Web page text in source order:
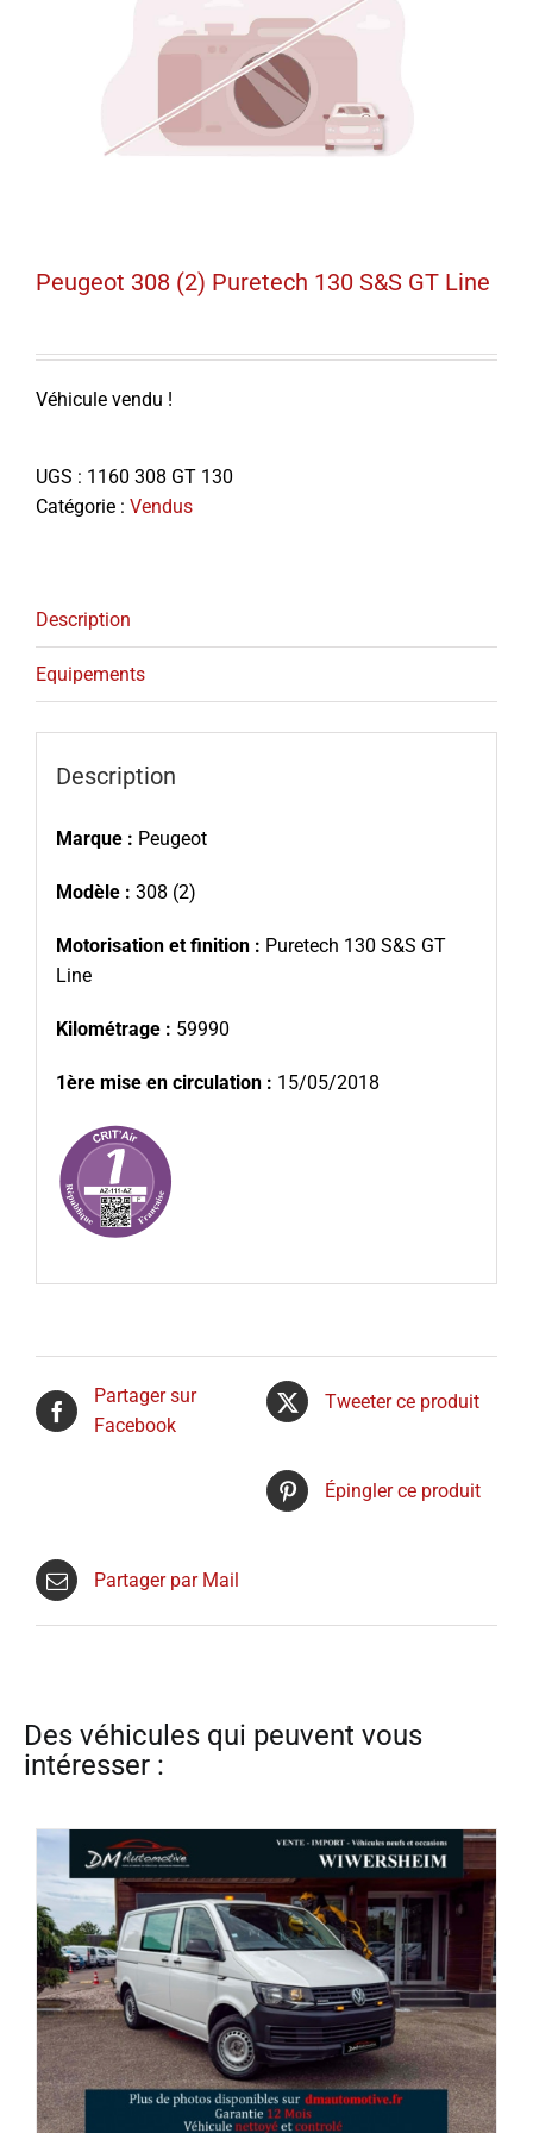
Peugeot 308 (2) Puretech 130 S&S GT Line
Véhicule vendu !
UGS : 1160 308 GT 130
Catégorie : Vendus
Description
Equipements
Description
Marque : Peugeot
Modèle : 308 (2)
Motorisation et finition : Puretech 130 S&S GT
Line
Kilométrage : 59990
1ère mise en circulation : 15/05/2018
Partager sur
Facebook
Tweeter ce produit
Épingler ce produit
Partager par Mail